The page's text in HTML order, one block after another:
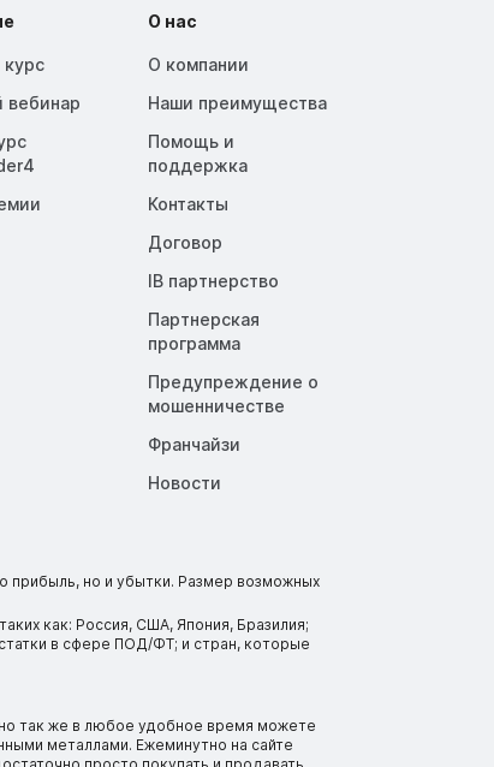
курс
вебинар
О нас
О компании
Наши преимущества
Помощь и
поддержка
Контакты
Договор
IB партнерство
Партнерская
программа
Предупреждение о
мошенничестве
Франчайзи
Новости
прибыль, но и убытки. Размер возможных
как: Россия, США, Япония, Бразилия;
в сфере ПОД/ФТ; и стран, которые
так же в любое удобное время можете
металлами. Ежеминутно на сайте